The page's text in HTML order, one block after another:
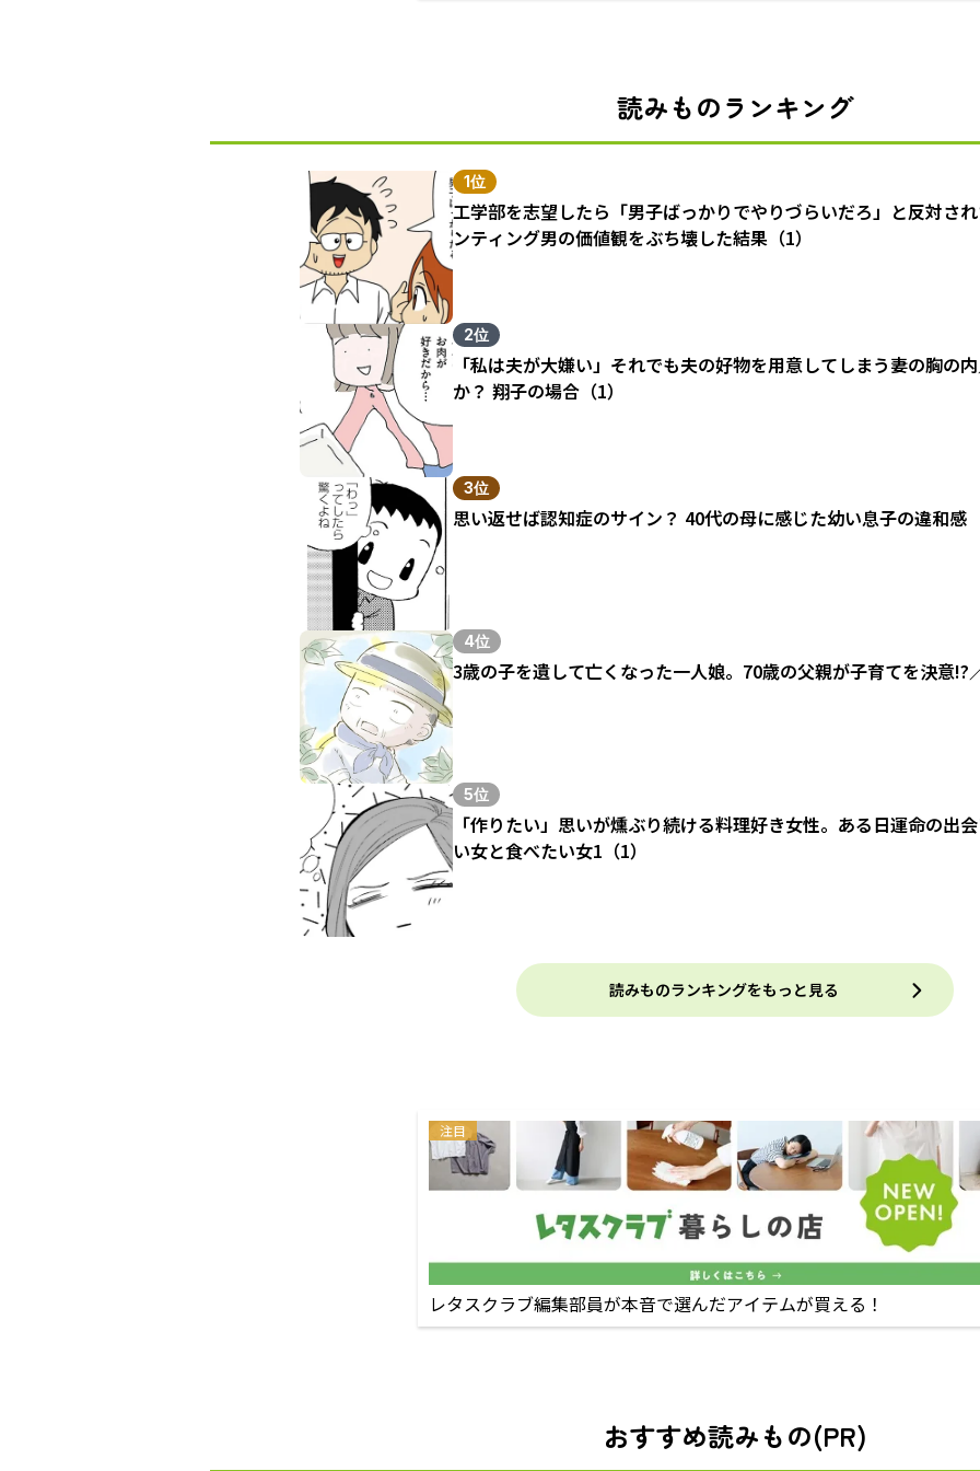
読みものランキング
1位
工学部を志望したら「男子ばっかりでやりづらいだろ」と反対さ
ンティング男の価値観をぶち壊した結果（1）
2位
「私は夫が大嫌い」それでも夫の好物を用意してしまう妻の胸の
か？ 翔子の場合（1）
3位
思い返せば認知症のサイン？ 40代の母に感じた幼い息子の違和感
4位
3歳の子を遺して亡くなった一人娘。70歳の父親が子育てを決意!?
5位
「作りたい」思いが燻ぶり続ける料理好き女性。ある日運命の出
い女と食べたい女1（1）
読みものランキングをもっと見る
注目
レタスクラブ編集部員が本音で選んだアイテムが買える！
おすすめ読みもの(PR)